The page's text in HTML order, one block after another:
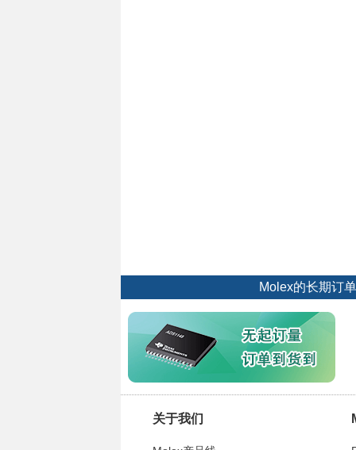
Molex的长期订
关于我们